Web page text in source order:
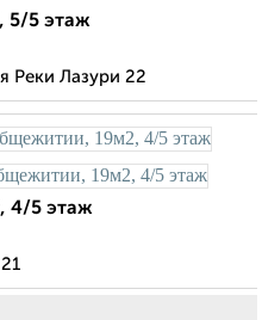
5/5 этаж
Реки Лазури 22
4/5 этаж